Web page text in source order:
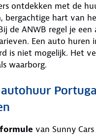
ontdekken met de
bergachtige hart van
de ANWB regel je
Een auto huren
is niet mogelijk. Het
waarborg.
van Sunny